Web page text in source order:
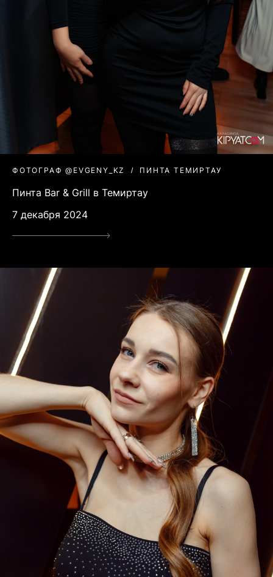
ФОТОГРАФ @EVGENY_KZ ПИНТА ТЕМИРТАУ
Пинта Bar & Grill в Темиртау
7 декабря 2024